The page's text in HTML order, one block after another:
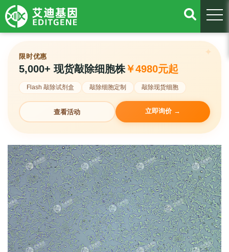
限时优惠
5,000+ 现货敲除细胞株￥4980元起
Flash 敲除试剂盒 敲除细胞定制 敲除现货细胞
查看活动 立即询价 →